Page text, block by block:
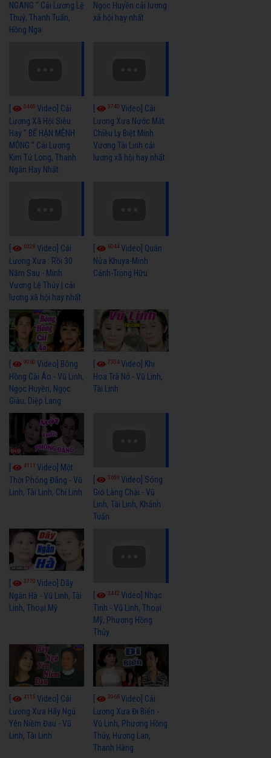
NGANG " Cải Lương Lệ
Thuỷ, Thanh Tuấn,
Hồng Nga
Ngọc Huyền cải lương
xã hội hay nhất
5465 Video] Cải
Lương Xã Hội Siêu
Hay " BỂ HẬN MÊNH
MÔNG " Cải Lương
Kim Tử Long, Thanh
Ngân Hay Nhất
5740Video] Cải
Lương Xưa Nước Mắt
Chiều Ly Biệt Minh
Vương Tài Linh cải
lương xã hội hay nhất
6328 Video] Cải
Lương Xưa : Rồi 30
Năm Sau - Minh
Vương Lệ Thủy | cải
lương xã hội hay nhất
6044Video] Quán
Nửa Khuya-Minh
Cảnh-Trọng Hữu
9060 Video] Bông
Hồng Cài Áo - Vũ Linh,
Ngọc Huyền, Ngọc
Giàu, Diệp Lang
7354Video] Khi
Hoa Trà Nở - Vũ Linh,
Tài Linh
4111 Video] Một
Thời Phóng Đãng - Vũ
Linh, Tài Linh, Chí Linh
3659Video] Sóng
Gió Làng Chài - Vũ
Linh, Tài Linh, Khánh
Tuấn
3770 Video] Dãy
Ngân Hà - Vũ Linh, Tài
Linh, Thoại Mỹ
3442Video] Nhạc
Tình - Vũ Linh, Thoại
Mỹ, Phương Hồng
Thủy
4115 Video] Cải
Lương Xưa Hãy Ngủ
Yên Niềm Đau - Vũ
Linh, Tài Linh
3966Video] Cải
Lương Xưa Đi Biển -
Vũ Linh, Phương Hồng
Thủy, Hương Lan,
Thanh Hằng